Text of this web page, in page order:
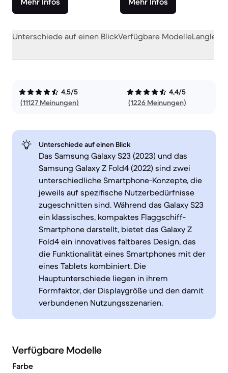
Unterschiede auf einen BlickVerfügbare Modelle
4,5/5
(11127 Meinungen)
4,4/5
(1226 Meinungen)
Unterschiede auf einen Blick
Das Samsung Galaxy S23 (2023) und das
Samsung Galaxy Z Fold4 (2022) sind zwei
unterschiedliche Smartphone-Konzepte, die
jeweils auf spezifische Nutzerbedürfnisse
zugeschnitten sind. Während das Galaxy S23
ein klassisches, kompaktes Flaggschiff-
Smartphone darstellt, bietet das Galaxy Z
Fold4 ein innovatives faltbares Design, das
die Funktionalität eines Smartphones mit der
eines Tablets kombiniert. Die
Hauptunterschiede liegen in ihrem
Formfaktor, der Displaygröße und den damit
verbundenen Nutzungsszenarien.
Verfügbare Modelle
Farbe